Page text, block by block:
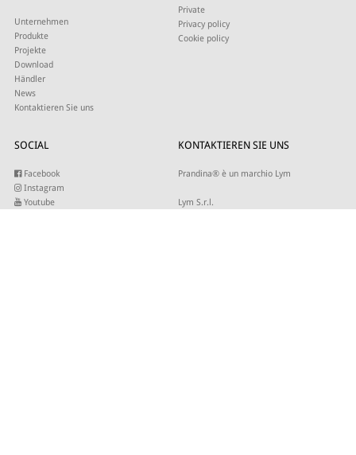
Unternehmen
Produkte
Projekte
Download
Händler
News
Kontaktieren Sie uns
Private
Privacy policy
Cookie policy
SOCIAL
Facebook
Instagram
Youtube
KONTAKTIEREN SIE UNS
Prandina® è un marchio Lym
Lym S.r.l.